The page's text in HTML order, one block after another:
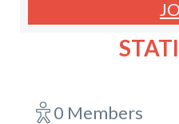
0 Members